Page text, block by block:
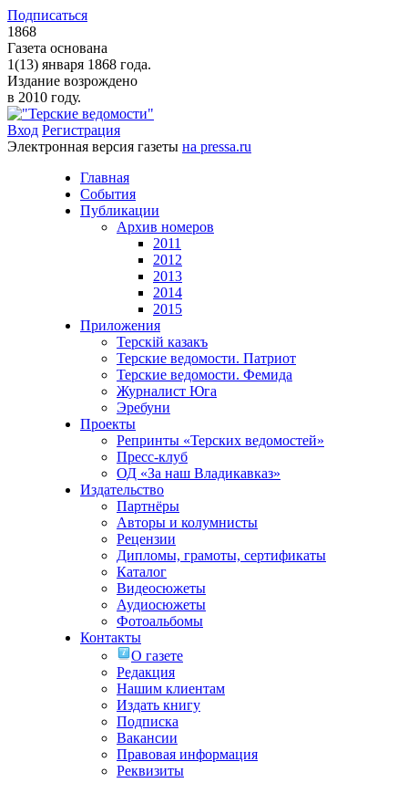
Подписаться
1868
Газета основана
1(13) января 1868 года.
Издание возрождено
в 2010 году.
Вход Регистрация
Электронная версия газеты на pressa.ru
Главная
События
Публикации
Архив номеров
2011
2012
2013
2014
2015
Приложения
Терскiй казакъ
Терские ведомости. Патриот
Терские ведомости. Фемида
Журналист Юга
Эребуни
Проекты
Репринты «Терских ведомостей»
Пресс-клуб
ОД «За наш Владикавказ»
Издательство
Партнёры
Авторы и колумнисты
Рецензии
Дипломы, грамоты, сертификаты
Каталог
Видеосюжеты
Аудиосюжеты
Фотоальбомы
Контакты
О газете
Редакция
Нашим клиентам
Издать книгу
Подписка
Вакансии
Правовая информация
Реквизиты